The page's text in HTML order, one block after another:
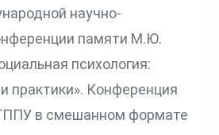
научно-
памяти М.Ю.
психология:
практики». Конференция
в смешанном формате